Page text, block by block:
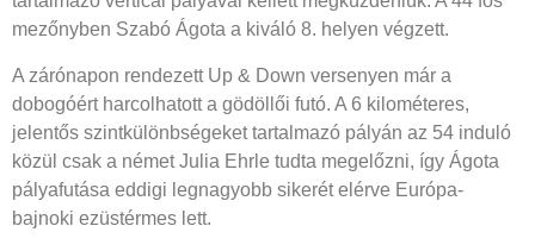
mezőnyben Szabó Ágota a kiváló 8. helyen végzett.
A zárónapon rendezett Up & Down versenyen már a
dobogóért harcolhatott a gödöllői futó. A 6 kilométeres,
jelentős szintkülönbségeket tartalmazó pályán az 54 induló
közül csak a német Julia Ehrle tudta megelőzni, így Ágota
pályafutása eddigi legnagyobb sikerét elérve Európa-
bajnoki ezüstérmes lett.